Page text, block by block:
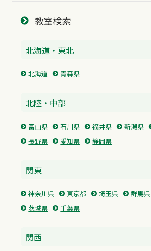
教室検索
北海道・東北
北海道 青森県
北陸・中部
富山県 石川県 福井県 新潟県
長野県
愛知県 静岡県
関東
神奈川県 東京都 埼玉県 群馬県
茨城県
千葉県
関西